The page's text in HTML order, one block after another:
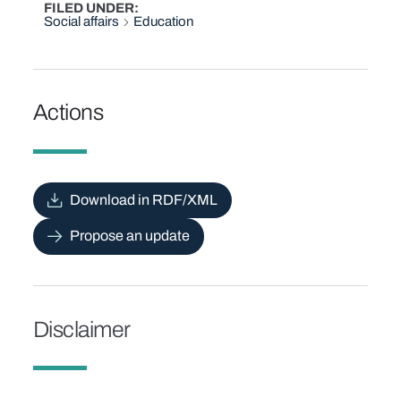
FILED UNDER
Social affairs
Education
Actions
Download in RDF/XML
Propose an update
Disclaimer